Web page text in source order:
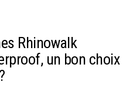
Rhinowalk
un bon choix